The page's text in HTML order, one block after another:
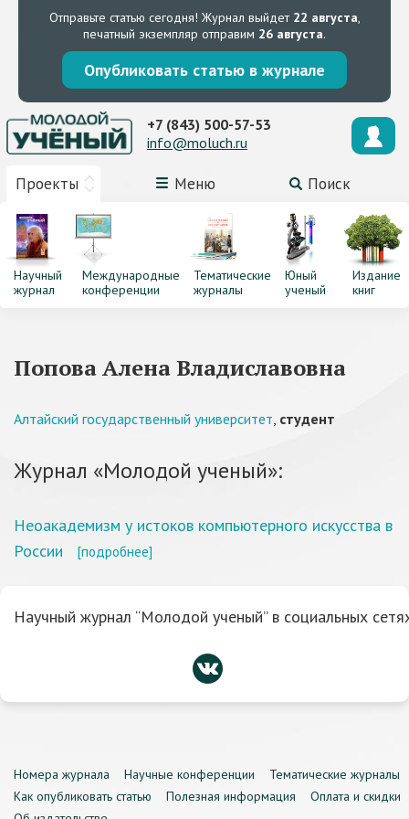
Отправьте статью сегодня! Журнал выйдет 22 августа,
печатный экземпляр отправим 26 августа.
Опубликовать статью в журнале
Проекты Меню Поиск
+7 (843) 500-57-53
info@moluch.ru
Научный
журнал
Международные
конференции
Тематические
журналы
Юный
ученый
Издание
книг
Попова Алена Владиславовна
Алтайский государственный университет, студент
Журнал «Молодой ученый»:
Неоакадемизм у истоков компьютерного искусства в
России
[подробнее]
Научный журнал “Молодой ученый” в социальных
Номера журнала Научные конференции
Тематические журналы
Как опубликовать статью
Полезная информация
Оплата и скидки